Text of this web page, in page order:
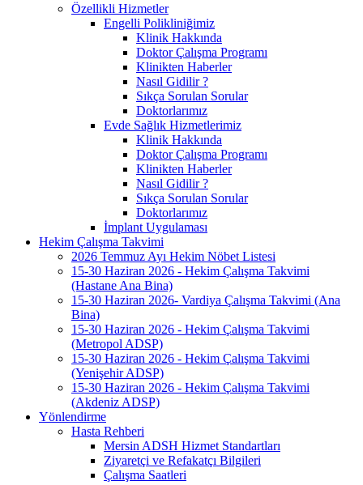
Özellikli Hizmetler
Engelli Polikliniğimiz
Klinik Hakkında
Doktor Çalışma Programı
Klinikten Haberler
Nasıl Gidilir ?
Sıkça Sorulan Sorular
Doktorlarımız
Evde Sağlık Hizmetlerimiz
Klinik Hakkında
Doktor Çalışma Programı
Klinikten Haberler
Nasıl Gidilir ?
Sıkça Sorulan Sorular
Doktorlarımız
İmplant Uygulaması
Hekim Çalışma Takvimi
2026 Temmuz Ayı Hekim Nöbet Listesi
15-30 Haziran 2026 - Hekim Çalışma Takvimi
(Hastane Ana Bina)
15-30 Haziran 2026- Vardiya Çalışma Takvimi (Ana
Bina)
15-30 Haziran 2026 - Hekim Çalışma Takvimi
(Metropol ADSP)
15-30 Haziran 2026 - Hekim Çalışma Takvimi
(Yenişehir ADSP)
15-30 Haziran 2026 - Hekim Çalışma Takvimi
(Akdeniz ADSP)
Yönlendirme
Hasta Rehberi
Mersin ADSH Hizmet Standartları
Ziyaretçi ve Refakatçı Bilgileri
Çalışma Saatleri